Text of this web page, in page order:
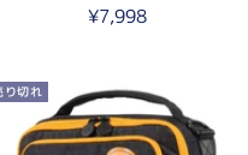
セ
価
格
¥7,998
り切れ